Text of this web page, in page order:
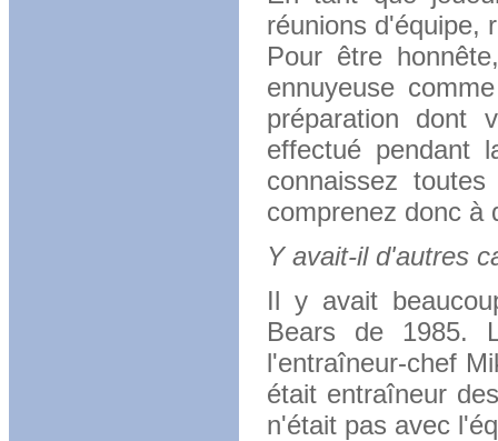
réunions d'équipe,
Pour être
ennuyeuse
préparation dont
effectué pendant
connaissez
comprenez donc à
Y avait-il d'autres
Il y avait
Bears de 1985.
l'entraîneur-chef
était entraîneur
n'était pas avec